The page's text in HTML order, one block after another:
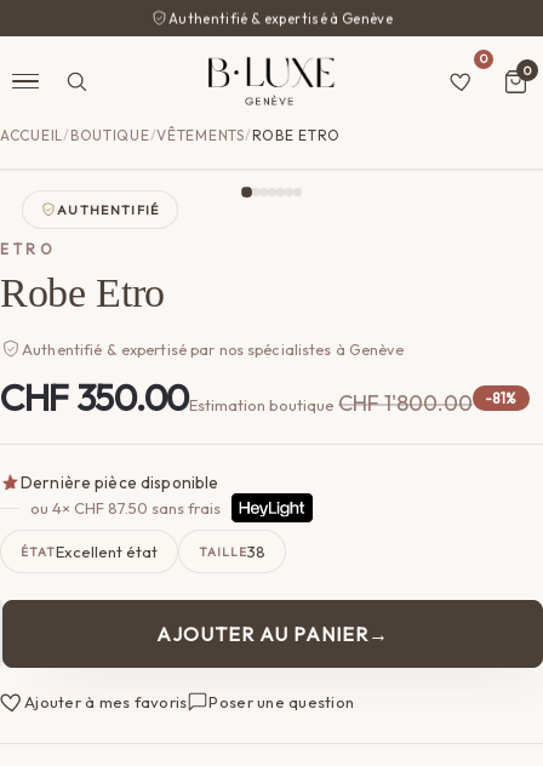
Authentifié & expertisé à Genève
0
0
ACCUEIL/ BOUTIQUE/VÊTEMENTS/ROBE ETRO
AUTHENTIFIÉ
ETRO
Robe Etro
Authentifié & expertisé par nos spécialistes à Genève
CHF350.00Estimation boutique CHF1'800.00 -81%
Dernière pièce disponible
ou 4× CHF 87.50 sans frais
ÉTATExcellent état TAILLE38
de
Robe
Etro
AJOUTER AU PANIER
Ajouter à mes favoris Poser une question